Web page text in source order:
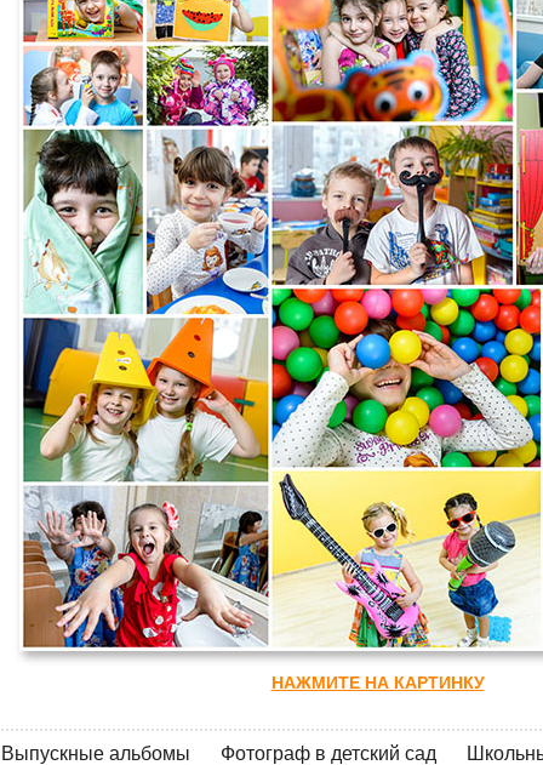
НАЖМИТЕ НА КАРТИНКУ
Выпускные альбомы Фотограф в детский сад